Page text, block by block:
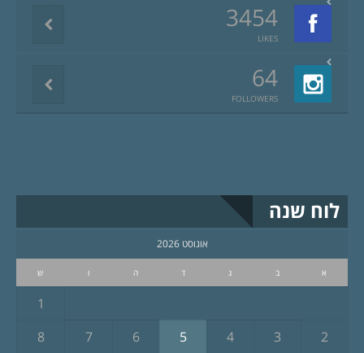
3454
LIKES
64
FOLLOWERS
לוח שנה
אוגוסט 2026
א ב ג ד ה ו ש
1
2
3
4
5
6
7
8